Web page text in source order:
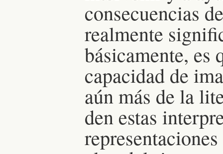
consecuencias
realmente
básicamente, es
capacidad de
aún más de la
den estas